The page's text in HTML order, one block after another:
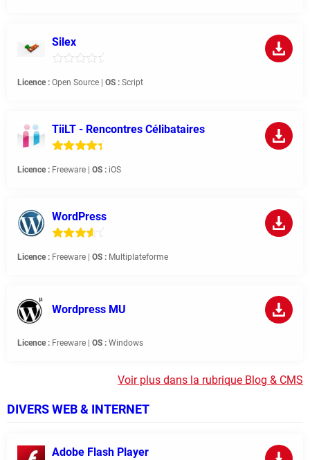
Silex
Licence : Open Source | OS : Script
TiiLT - Rencontres Célibataires
Licence : Freeware | OS : iOS
WordPress
Licence : Freeware | OS : Multiplateforme
Wordpress MU
Licence : Freeware | OS : Windows
Voir plus dans la rubrique Blog & CMS
DIVERS WEB & INTERNET
Adobe Flash Player